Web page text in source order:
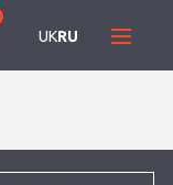
UKRU